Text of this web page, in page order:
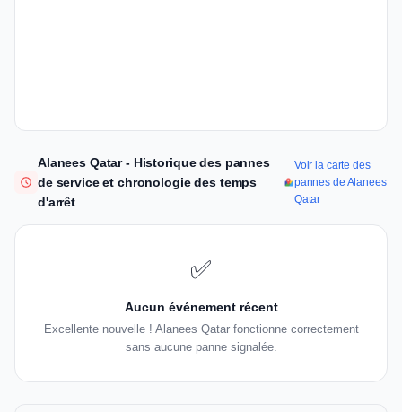
Alanees Qatar - Historique des pannes
de service et chronologie des temps
d'arrêt
Voir la carte des
pannes de Alanees
Qatar
✅
Aucun événement récent
Excellente nouvelle ! Alanees Qatar fonctionne correctement
sans aucune panne signalée.